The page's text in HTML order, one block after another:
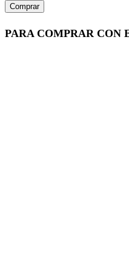
Comprar
PARA COMPRAR CON